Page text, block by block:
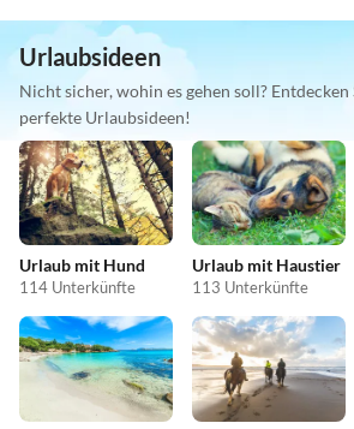
Urlaubsideen
Nicht sicher, wohin es gehen soll? Entdecken
perfekte Urlaubsideen!
Urlaub mit Hund
114 Unterkünfte
Urlaub mit Haustier
113 Unterkünfte